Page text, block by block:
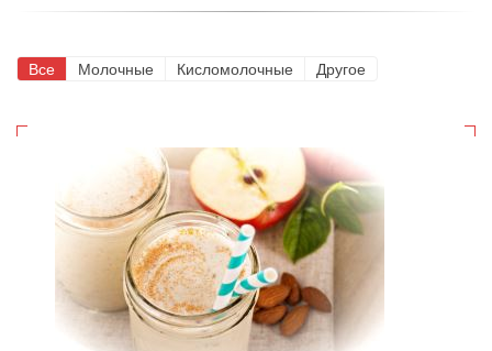
Все Молочные Кисломолочные Другое